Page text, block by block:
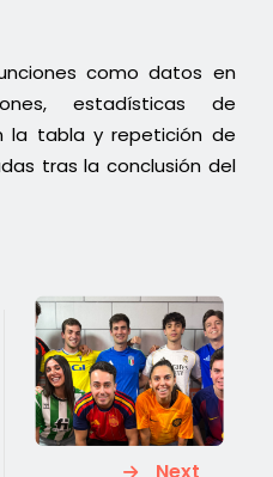
como datos en
estadísticas de
la tabla y repetición de
tras la conclusión del